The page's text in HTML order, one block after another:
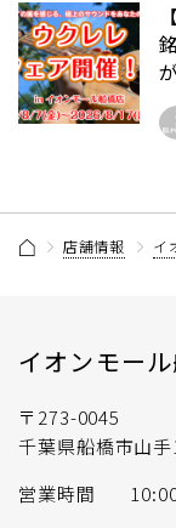
店舗情報 イ
イオンモー
〒273-0045
千葉県船橋市山
営業時間